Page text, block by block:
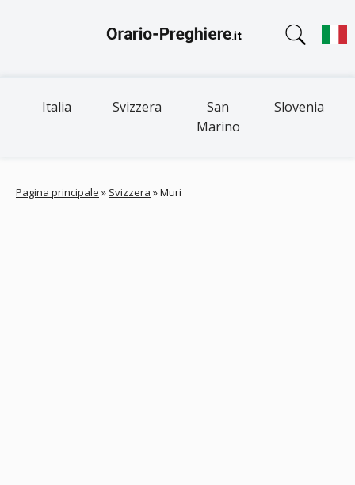
Italia Svizzera
San
Marino
Slovenia
Pagina principale » Svizzera »Muri